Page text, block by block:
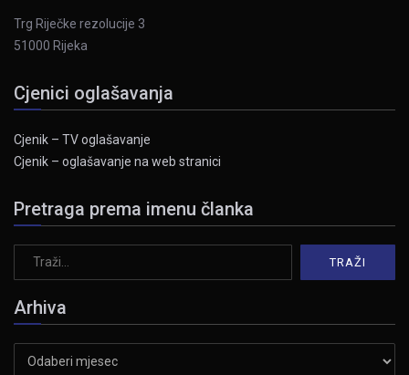
Trg Riječke rezolucije 3
51000 Rijeka
Cjenici oglašavanja
Cjenik – TV oglašavanje
Cjenik – oglašavanje na web stranici
Pretraga prema imenu članka
Arhiva